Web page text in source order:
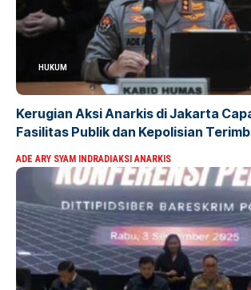
HUKUM
Kerugian Aksi Anarkis di Jakarta
Fasilitas Publik dan Kepolisian
ADE ARY SYAM INDRADIAKSI ANARKIS